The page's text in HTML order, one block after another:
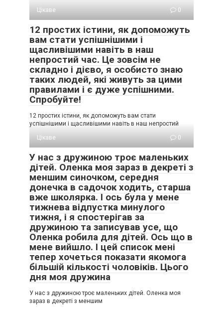
Цікаве 0
12 простих істини, як допоможуть
вам стати успішнішими і
щасливішими навіть в наш
непростий час. Це зовсім не
складно і дієво, я особисто знаю
таких людей, які живуть за цими
правилами і є дуже успішними.
Спробуйте!
12 простих істини, як допоможуть вам стати
успішнішими і щасливішими навіть в наш непростий
Цікаве
0
У нас з дружиною троє маленьких
дітей. Оленка моя зараз в декреті з
меншим синочком, середня
донечка в садочок ходить, старша
вже школярка. І ось була у мене
тижнева відпустка минулого
тижня, і я спостерігав за
дружиною та записував усе, що
Оленка робила для дітей. Ось що в
мене вийшло. І цей список мені
тепер хочеться показати якомога
більшій кількості чоловіків. Цього
дня моя дружина
У нас з дружиною троє маленьких дітей. Оленка моя
зараз в декреті з меншим